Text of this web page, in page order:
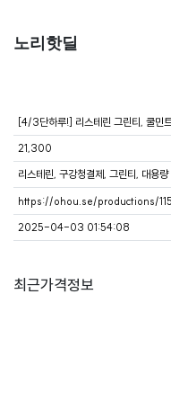
노리핫딜
[4/3단하루!] 리스테린 그린티, 쿨민
21,300
리스테린, 구강청결제, 그린티, 대용량
https://ohou.se/productions/
2025-04-03 01:54:08
최근가격정보